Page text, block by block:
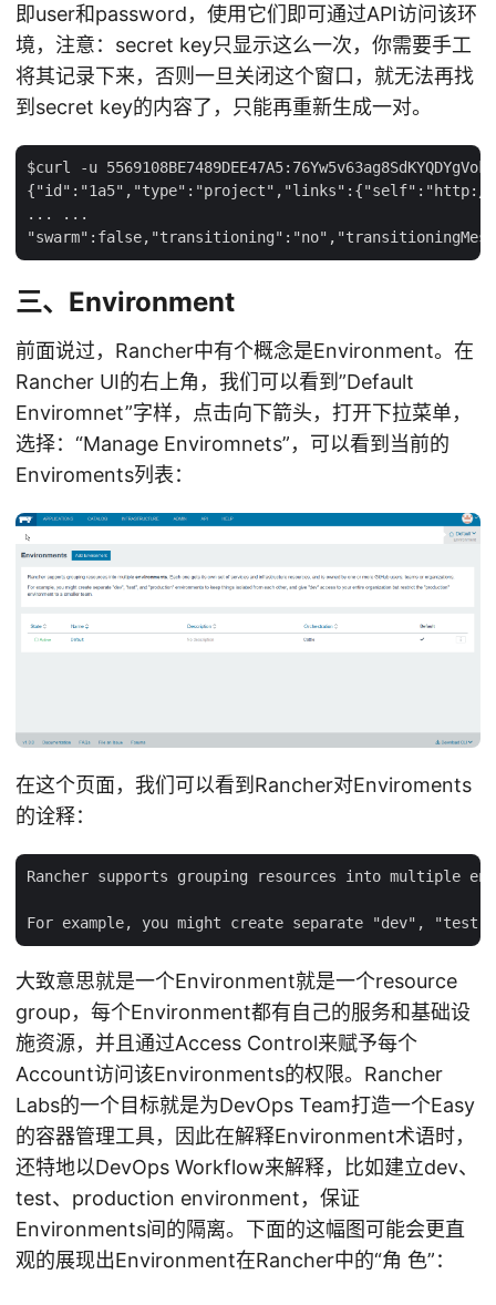
即user和password，使用它们即可通过API访问该环
境，注意：secret key只显示这么一次，你需要手工
将其记录下来，否则一旦关闭这个窗口，就无法再找
到secret key的内容了，只能再重新生成一对。
$curl -u
{"id":"1a5","type":"project","links":{"self":"http://
... ...
三、Environment
前面说过，Rancher中有个概念是Environment。在
Rancher UI的右上角，我们可以看到”Default
Enviromnet”字样，点击向下箭头，打开下拉菜单，
选择：“Manage Enviromnets”，可以看到当前的
Enviroments列表：
在这个页面，我们可以看到Rancher对Enviroments
的诠释：
Rancher supports grouping resources into multiple
大致意思就是一个Environment就是一个resource
group，每个Environment都有自己的服务和基础设
施资源，并且通过Access Control来赋予每个
Account访问该Environments的权限。Rancher
Labs的一个目标就是为DevOps Team打造一个Easy
的容器管理工具，因此在解释Environment术语时，
还特地以DevOps Workflow来解释，比如建立dev、
test、production environment，保证
Environments间的隔离。下面的这幅图可能会更直
观的展现出Environment在Rancher中的“角 色”：